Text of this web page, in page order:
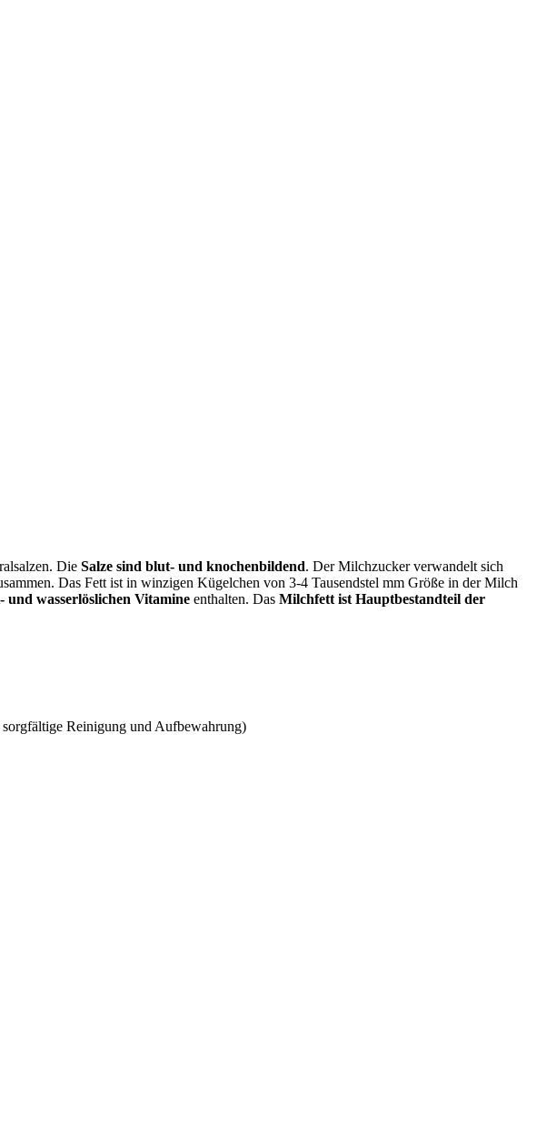
Die Salze sind blut- und knochenbildend. Der Milchzucker verwandelt sich
Das Fett ist in winzigen Kügelchen von 3-4 Tausendstel mm Größe in der Milch
und wasserlöslichen Vitamine enthalten. Das Milchfett ist Hauptbestandteil der
Reinigung und Aufbewahrung)